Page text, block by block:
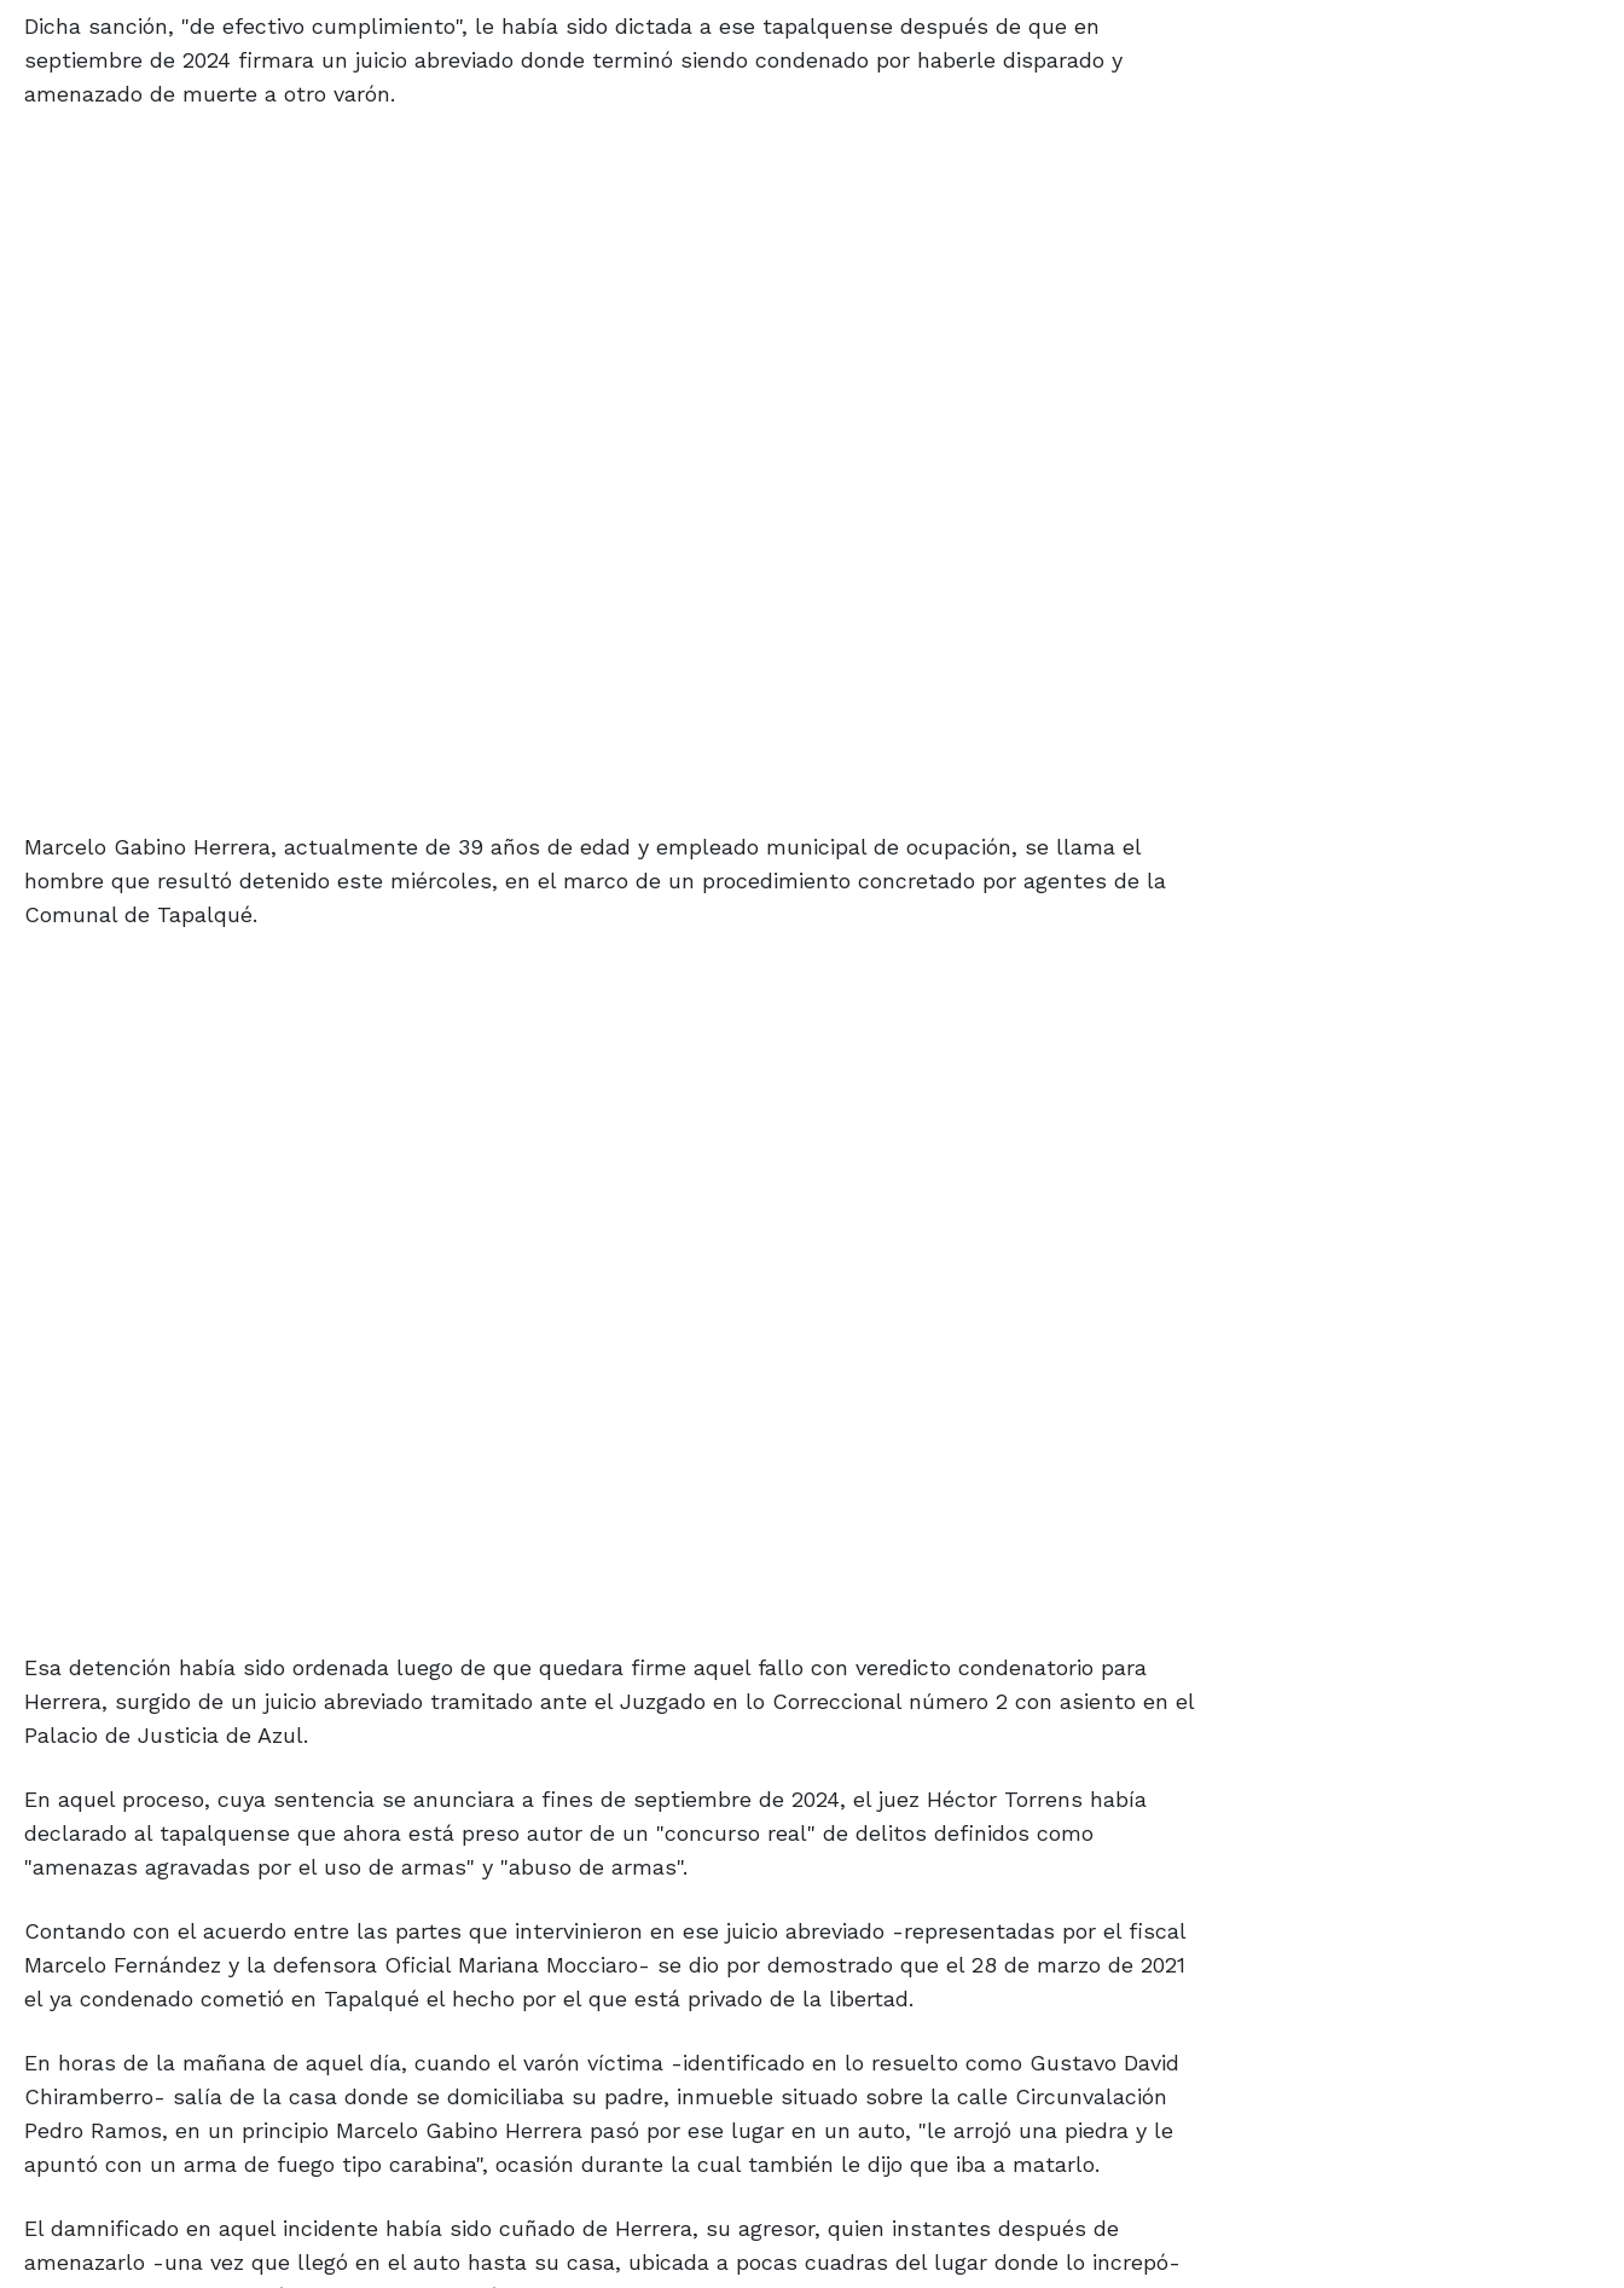
Dicha sanción, "de efectivo cumplimiento", le había sido dictada a ese tapalquense después de que en
septiembre de 2024 firmara un juicio abreviado donde terminó siendo condenado por haberle disparado y
amenazado de muerte a otro varón.
Marcelo Gabino Herrera, actualmente de 39 años de edad y empleado municipal de ocupación, se llama el
hombre que resultó detenido este miércoles, en el marco de un procedimiento concretado por agentes de la
Comunal de Tapalqué.
Esa detención había sido ordenada luego de que quedara firme aquel fallo con veredicto condenatorio para
Herrera, surgido de un juicio abreviado tramitado ante el Juzgado en lo Correccional número 2 con asiento en el
Palacio de Justicia de Azul.
En aquel proceso, cuya sentencia se anunciara a fines de septiembre de 2024, el juez Héctor Torrens había
declarado al tapalquense que ahora está preso autor de un "concurso real" de delitos definidos como
"amenazas agravadas por el uso de armas" y "abuso de armas".
Contando con el acuerdo entre las partes que intervinieron en ese juicio abreviado -representadas por el fiscal
Marcelo Fernández y la defensora Oficial Mariana Mocciaro- se dio por demostrado que el 28 de marzo de 2021
el ya condenado cometió en Tapalqué el hecho por el que está privado de la libertad.
En horas de la mañana de aquel día, cuando el varón víctima -identificado en lo resuelto como Gustavo David
Chiramberro- salía de la casa donde se domiciliaba su padre, inmueble situado sobre la calle Circunvalación
Pedro Ramos, en un principio Marcelo Gabino Herrera pasó por ese lugar en un auto, "le arrojó una piedra y le
apuntó con un arma de fuego tipo carabina", ocasión durante la cual también le dijo que iba a matarlo.
El damnificado en aquel incidente había sido cuñado de Herrera, su agresor, quien instantes después de
amenazarlo -una vez que llegó en el auto hasta su casa, ubicada a pocas cuadras del lugar donde lo increpó-